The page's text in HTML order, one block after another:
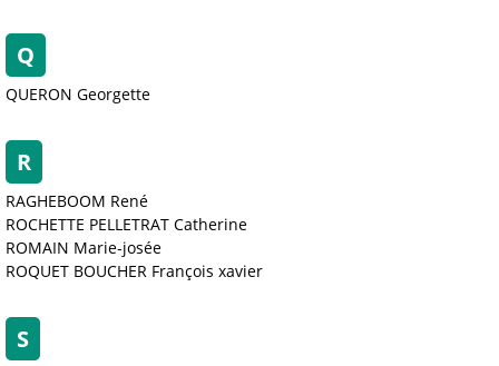
Q
QUERON Georgette
R
RAGHEBOOM René
ROCHETTE PELLETRAT Catherine
ROMAIN Marie-josée
ROQUET BOUCHER François xavier
S